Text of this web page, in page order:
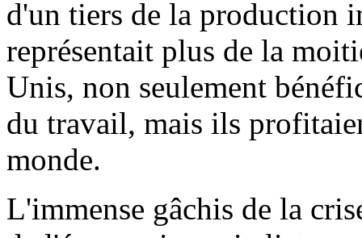
d'un tiers de la production
représentait plus de la
Unis, non seulement
du travail, mais ils
monde.
L'immense gâchis de la